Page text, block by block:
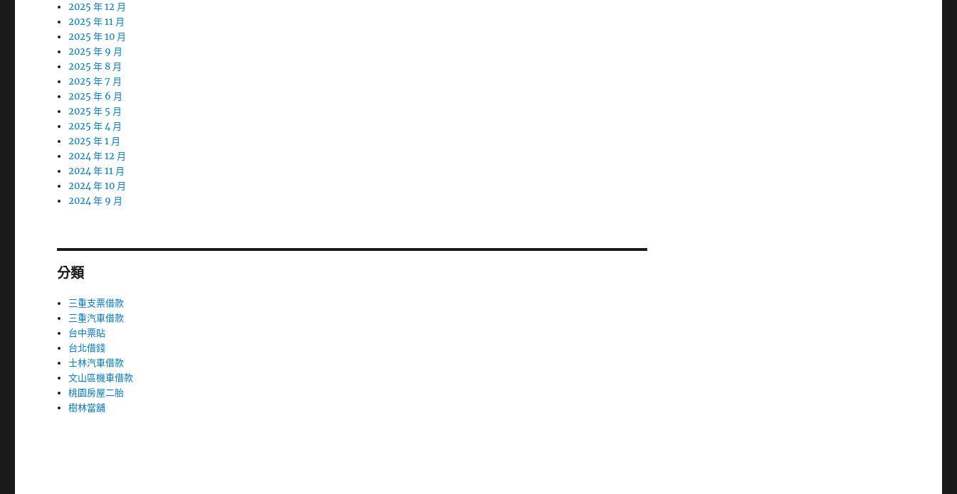
2025 年 12 月
2025 年 11 月
2025 年 10 月
2025 年 9 月
2025 年 8 月
2025 年 7 月
2025 年 6 月
2025 年 5 月
2025 年 4 月
2025 年 1 月
2024 年 12 月
2024 年 11 月
2024 年 10 月
2024 年 9 月
分類
三重支票借款
三重汽車借款
台中票貼
台北借錢
士林汽車借款
文山區機車借款
桃園房屋二胎
樹林當舖